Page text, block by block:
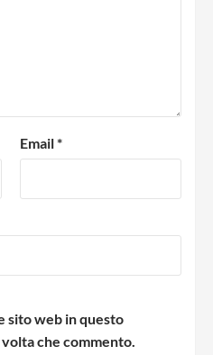
Email*
sito web in questo
che commento.